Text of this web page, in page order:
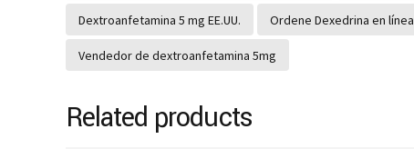
Dextroanfetamina 5 mg EE.UU. Ordene Dexedrina en línea
Vendedor de dextroanfetamina 5mg
Related products